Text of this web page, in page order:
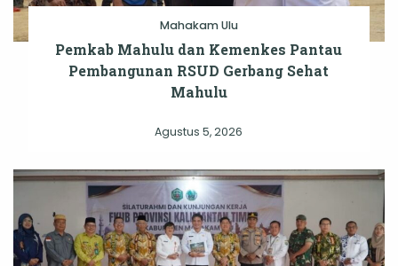
Mahakam Ulu
Pemkab Mahulu dan Kemenkes Pantau
Pembangunan RSUD Gerbang Sehat
Mahulu
Agustus 5, 2026